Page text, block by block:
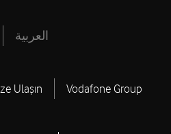
العربية
Ulaşın Vodafone Group